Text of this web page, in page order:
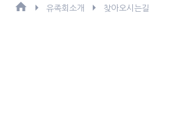
유족회소개 찾아오시는길